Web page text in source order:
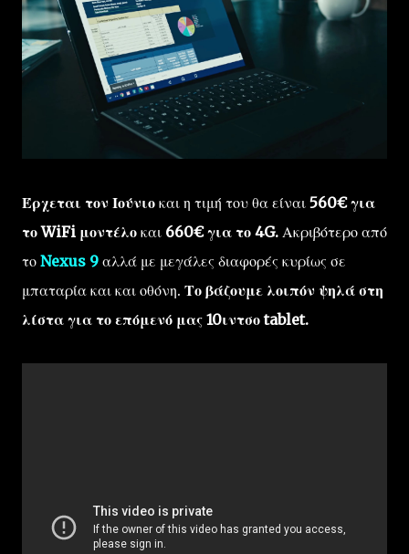
Έρχεται τον Ιούνιο και η τιμή του θα είναι 560€ για
το WiFi μοντέλο και 660€ για το 4G. Ακριβότερο από
το Nexus 9 αλλά με μεγάλες διαφορές κυρίως σε
μπαταρία και και οθόνη. Το βάζουμε λοιπόν ψηλά στη
λίστα για το επόμενό μας 10ιντσο tablet.